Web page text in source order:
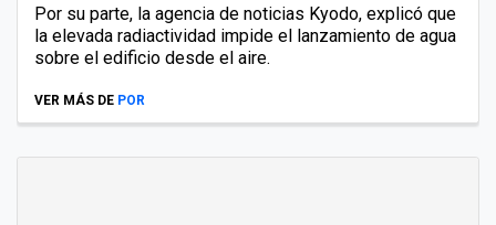
Por su parte, la agencia de noticias Kyodo, explicó que
la elevada radiactividad impide el lanzamiento de agua
sobre el edificio desde el aire.
VER MÁS DE POR